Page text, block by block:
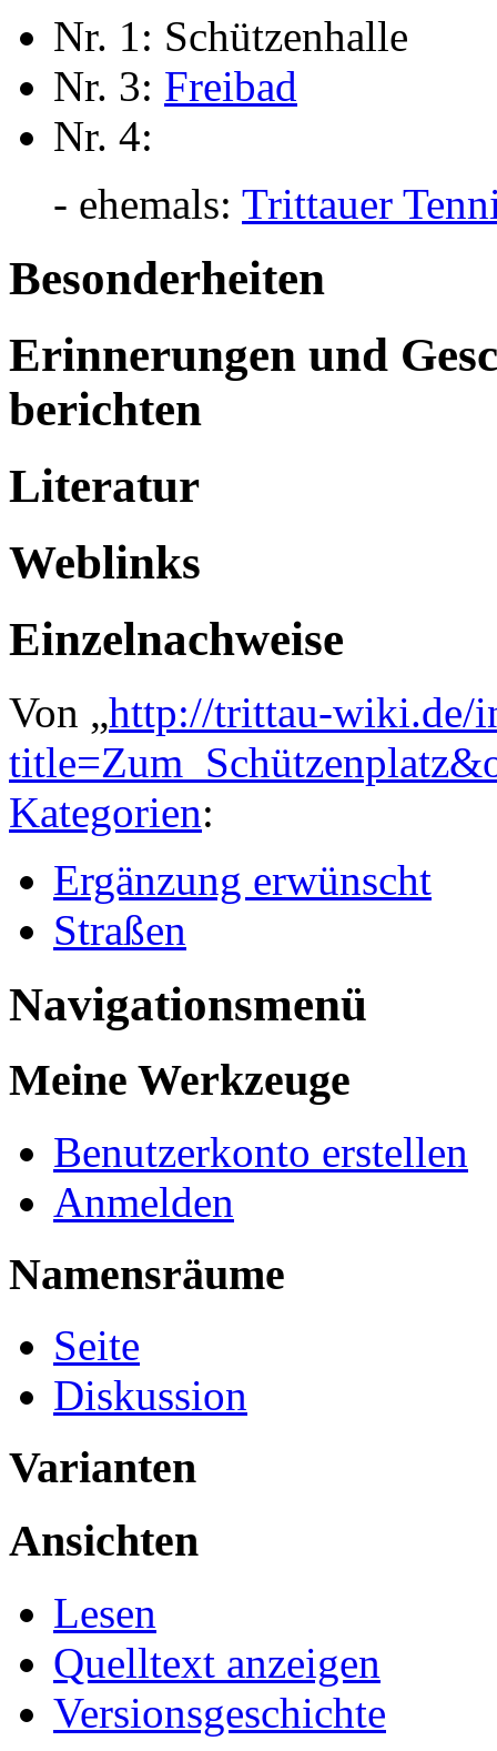
Nr. 1: Schützenhalle
Nr. 3: Freibad
Nr. 4:
- ehemals: Trittauer
Besonderheiten
Erinnerungen und
berichten
Literatur
Weblinks
Einzelnachweise
Von „http://trittau-wiki.de/
Kategorien:
Ergänzung erwünscht
Straßen
Navigationsmenü
Meine Werkzeuge
Benutzerkonto erstellen
Anmelden
Namensräume
Seite
Diskussion
Varianten
Ansichten
Lesen
Quelltext anzeigen
Versionsgeschichte